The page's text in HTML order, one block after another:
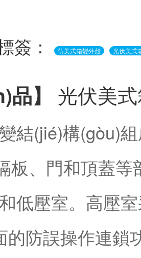
簽：
仿美式箱變外殼 光伏美式
品】 光伏美
結(jié)構(gòu)
板、門和頂蓋
低壓室。高壓
的防誤操作連鎖